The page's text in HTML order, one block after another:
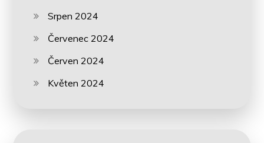
Srpen 2024
Červenec 2024
Červen 2024
Květen 2024